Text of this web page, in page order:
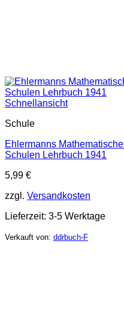
Schnellansicht
Schule
Ehlermanns
Schulen Lehrbuch 1941
5,99 €
zzgl. Versandkosten
Lieferzeit: 3-5 Werktage
Verkauft von: ddrbuch-F